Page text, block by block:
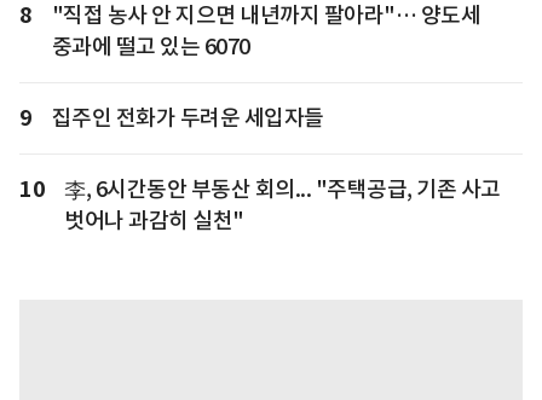
8
"직접 농사 안 지으면 내년까지 팔아라"… 양도세
중과에 떨고 있는 6070
9 집주인 전화가 두려운 세입자들
10
李, 6시간동안 부동산 회의... "주택공급, 기존 사고
벗어나 과감히 실천"